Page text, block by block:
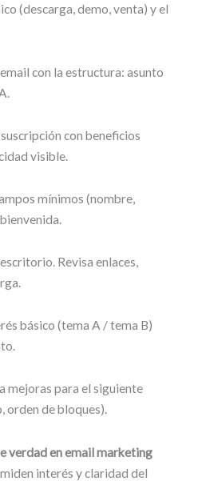
(descarga, demo, venta) y el
con la estructura: asunto
con beneficios
visible.
mínimos (nombre,
Revisa enlaces,
básico (tema A / tema B)
mejoras para el siguiente
orden de bloques).
verdaden email marketing
interés y claridad del